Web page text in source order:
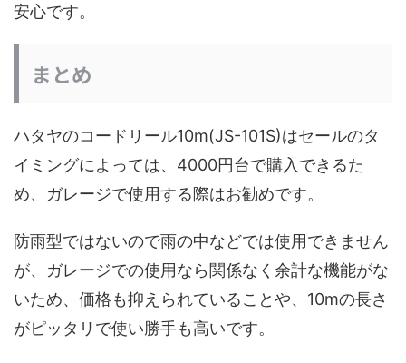
安心です。
まとめ
ハタヤのコードリール10m(JS-101S)はセールのタ
イミングによっては、4000円台で購入できるた
め、ガレージで使用する際はお勧めです。
防雨型ではないので雨の中などでは使用できません
が、ガレージでの使用なら関係なく余計な機能がな
いため、価格も抑えられていることや、10mの長さ
がピッタリで使い勝手も高いです。